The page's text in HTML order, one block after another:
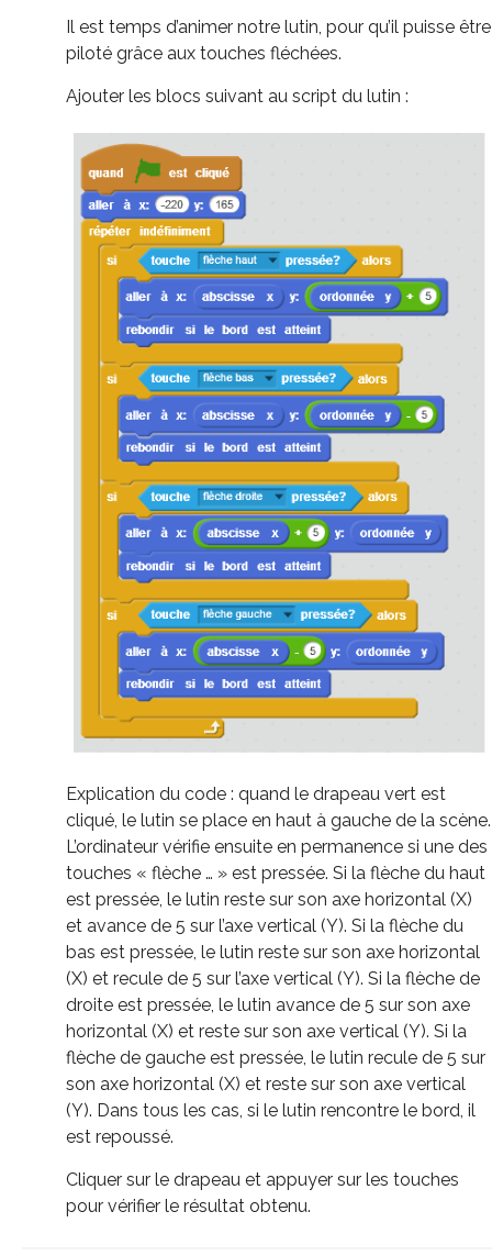
Il est temps d’animer notre lutin, pour qu’il puisse être
piloté grâce aux touches fléchées.
Ajouter les blocs suivant au script du lutin :
Explication du code : quand le drapeau vert est
cliqué, le lutin se place en haut à gauche de la scène.
L’ordinateur vérifie ensuite en permanence si une des
touches « flèche … » est pressée. Si la flèche du haut
est pressée, le lutin reste sur son axe horizontal (X)
et avance de 5 sur l’axe vertical (Y). Si la flèche du
bas est pressée, le lutin reste sur son axe horizontal
(X) et recule de 5 sur l’axe vertical (Y). Si la flèche de
droite est pressée, le lutin avance de 5 sur son axe
horizontal (X) et reste sur son axe vertical (Y). Si la
flèche de gauche est pressée, le lutin recule de 5 sur
son axe horizontal (X) et reste sur son axe vertical
(Y). Dans tous les cas, si le lutin rencontre le bord, il
est repoussé.
Cliquer sur le drapeau et appuyer sur les touches
pour vérifier le résultat obtenu.